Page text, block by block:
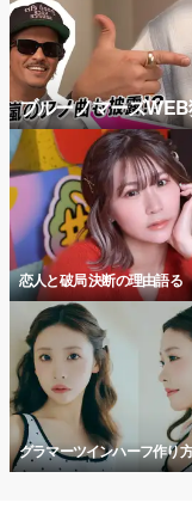
ブルーノマーズ
恋人と破局 決断の理由語る
グラマーツインハーフ作り方